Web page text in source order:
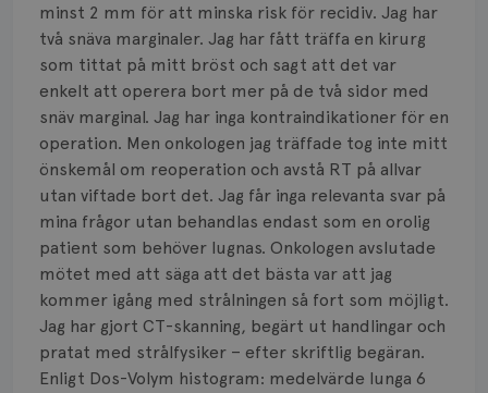
minst 2 mm för att minska risk för recidiv. Jag har
två snäva marginaler. Jag har fått träffa en kirurg
som tittat på mitt bröst och sagt att det var
enkelt att operera bort mer på de två sidor med
snäv marginal. Jag har inga kontraindikationer för en
operation. Men onkologen jag träffade tog inte mitt
önskemål om reoperation och avstå RT på allvar
utan viftade bort det. Jag får inga relevanta svar på
mina frågor utan behandlas endast som en orolig
patient som behöver lugnas. Onkologen avslutade
mötet med att säga att det bästa var att jag
kommer igång med strålningen så fort som möjligt.
Jag har gjort CT-skanning, begärt ut handlingar och
pratat med strålfysiker – efter skriftlig begäran.
Enligt Dos-Volym histogram: medelvärde lunga 6